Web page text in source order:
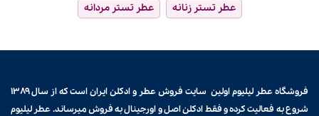
عطر تستر زنانه
عطر تستر مردانه
فروشگاه عطر لیلیوم اولین سایت فروشعطر و ادکلن
ایران است که از سال ۱۳۸۹
شروع به فعالیت کرده و فقط ادکلن اصل و اورجینال به فروش میرساند. عطر لیلیوم